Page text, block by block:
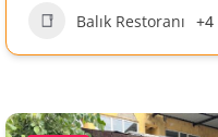
Balık Restoranı +4